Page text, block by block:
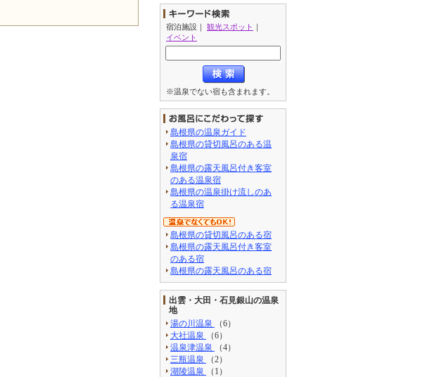
宿泊施設 ｜ 観光スポット ｜
イベント
※温泉でない宿も含まれます。
島根県の温泉ガイド
島根県の貸切風呂のある温
泉宿
島根県の露天風呂付き客室
のある温泉宿
島根県の温泉掛け流しのあ
る温泉宿
島根県の貸切風呂のある宿
島根県の露天風呂付き客室
のある宿
島根県の露天風呂のある宿
出雲・大田・石見銀山の温泉
地
湯の川温泉
（6）
大社温泉
（6）
温泉津温泉
（4）
三瓶温泉
（2）
湖陵温泉
（1）